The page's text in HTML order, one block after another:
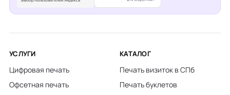
УСЛУГИ
Цифровая печать
Офсетная печать
КАТАЛОГ
Печать визиток в СПб
Печать буклетов